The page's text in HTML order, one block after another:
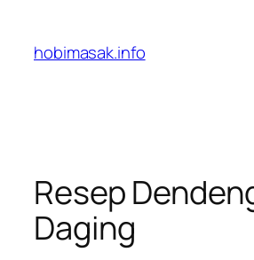
content
hobimasak.info
Resep
Daging